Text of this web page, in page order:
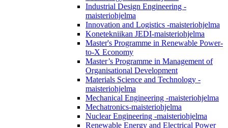
Industrial Design Engineering -
maisteriohjelma
Innovation and Logistics -maisteriohjelma
Konetekniikan JEDI-maisteriohjelma
Master's Programme in Renewable Power-
to-X Economy
Master’s Programme in Management of
Organisational Development
Materials Science and Technology -
maisteriohjelma
Mechanical Engineering -maisteriohjelma
Mechatronics-maisteriohjelma
Nuclear Engineering -maisteriohjelma
Renewable Energy and Electrical Power